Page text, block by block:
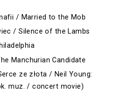
/ Married to the Mob
/ Silence of the Lambs
Manchurian Candidate
ze złota / Neil Young:
muz. / concert movie)